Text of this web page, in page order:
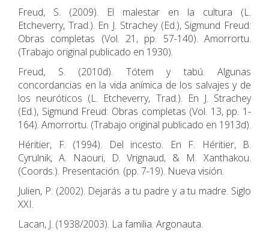
Freud, S. (2009). El malestar en la cultura (L.
Etcheverry, Trad.). En J. Strachey (Ed.), Sigmund Freud:
Obras completas (Vol. 21, pp. 57-140). Amorrortu.
(Trabajo original publicado en 1930).
Freud, S. (2010d). Tótem y tabú. Algunas
concordancias en la vida anímica de los salvajes y de
los neuróticos (L. Etcheverry, Trad.). En J. Strachey
(Ed.), Sigmund Freud: Obras completas (Vol. 13, pp. 1-
164). Amorrortu. (Trabajo original publicado en 1913d).
Héritier, F. (1994). Del incesto. En F. Héritier, B.
Cyrulnik, A. Naouri, D. Vrignaud, & M. Xanthakou.
(Coords.). Presentación. (pp. 7-19). Nueva visión.
Julien, P. (2002). Dejarás a tu padre y a tu madre. Siglo
XXI.
Lacan, J. (1938/2003). La familia. Argonauta.